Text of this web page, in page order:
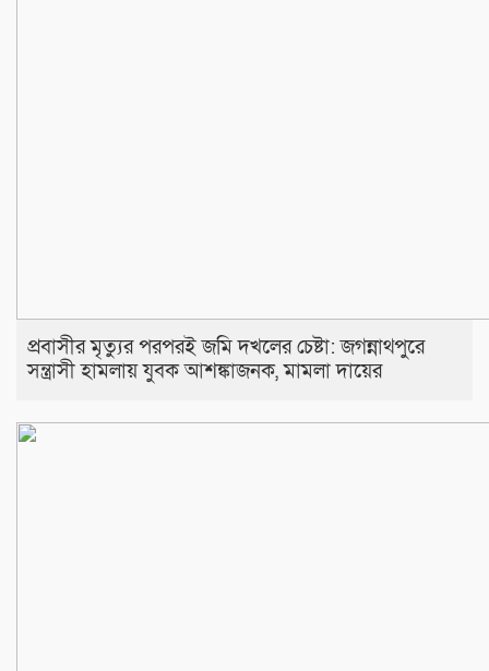
প্রবাসীর মৃত্যুর পরপরই জমি দখলের চেষ্টা: জগন্নাথপুরে
সন্ত্রাসী হামলায় যুবক আশঙ্কাজনক, মামলা দায়ের